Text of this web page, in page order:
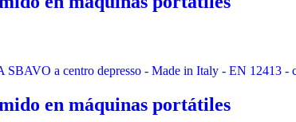
en máquinas portátiles